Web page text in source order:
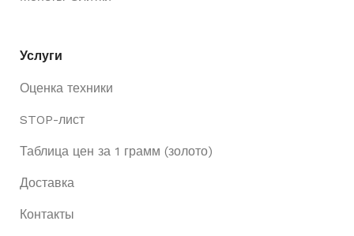
Услуги
Оценка техники
STOP-лист
Таблица цен за 1 грамм (золото)
Доставка
Контакты